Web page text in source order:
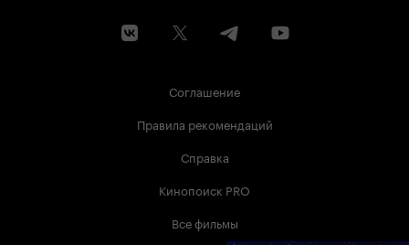
Соглашение
Правила рекомендаций
Справка
Кинопоиск PRO
Все фильмы